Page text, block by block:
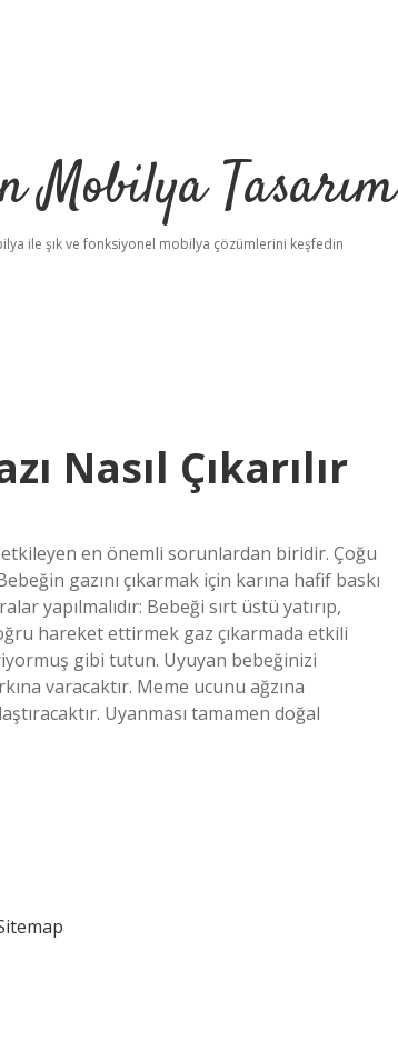
Mobilya Tasarım
ile şık ve fonksiyonel mobilya çözümlerini keşfedin
Nasıl Çıkarılır
etkileyen en önemli sorunlardan biridir. Çoğu
gazını çıkarmak için karına hafif baskı
yapılmalıdır: Bebeği sırt üstü yatırıp,
hareket ettirmek gaz çıkarmada etkili
gibi tutun. Uyuyan bebeğinizi
varacaktır. Meme ucunu ağzına
Uyanması tamamen doğal